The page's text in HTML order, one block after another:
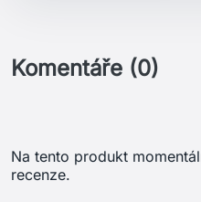
Komentáře (0)
Na tento produkt
recenze.